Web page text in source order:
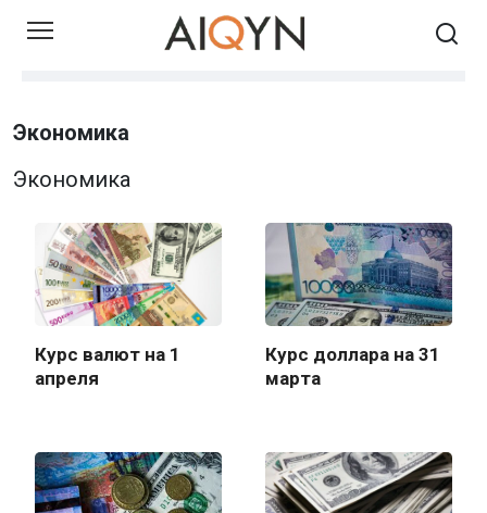
Skip
Экономика
Экономика
Курс валют на 1
апреля
Курс доллара на 31
марта